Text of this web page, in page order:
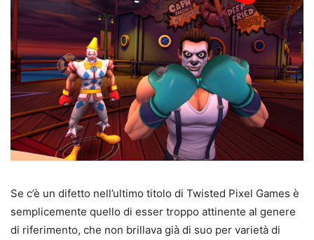
Se c’è un difetto nell’ultimo titolo di Twisted Pixel Games è
semplicemente quello di esser troppo attinente al genere
di riferimento, che non brillava già di suo per varietà di